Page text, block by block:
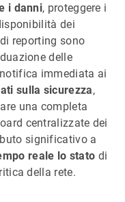
i danni, proteggere i
dei
reporting sono
delle
immediata ai
sulla sicurezza,
una completa
centralizzate dei
significativo a
reale lo stato di
della rete.